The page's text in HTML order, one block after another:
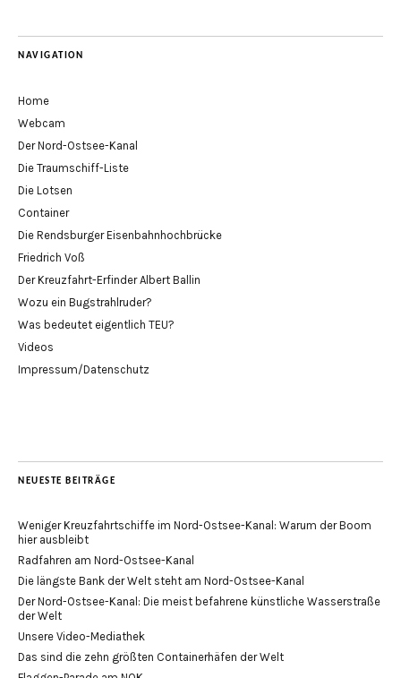
NAVIGATION
Home
Webcam
Der Nord-Ostsee-Kanal
Die Traumschiff-Liste
Die Lotsen
Container
Die Rendsburger Eisenbahnhochbrücke
Friedrich Voß
Der Kreuzfahrt-Erfinder Albert Ballin
Wozu ein Bugstrahlruder?
Was bedeutet eigentlich TEU?
Videos
Impressum/Datenschutz
NEUESTE BEITRÄGE
Weniger Kreuzfahrtschiffe im Nord-Ostsee-Kanal: Warum der Boom
hier ausbleibt
Radfahren am Nord-Ostsee-Kanal
Die längste Bank der Welt steht am Nord-Ostsee-Kanal
Der Nord-Ostsee-Kanal: Die meist befahrene künstliche Wasserstraße
der Welt
Unsere Video-Mediathek
Das sind die zehn größten Containerhäfen der Welt